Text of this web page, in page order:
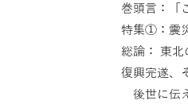
巻頭言：「
特集①：震
総論： 東北
復興完遂、
後世に伝